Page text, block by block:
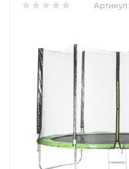
Артикул: